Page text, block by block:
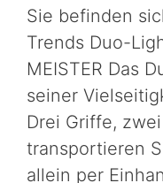
Sie befinden
Trends Duo-
MEISTER Das
seiner
Drei Griffe,
transportieren
allein per